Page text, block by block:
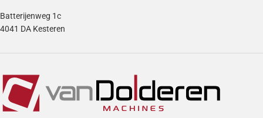
Batterijenweg 1c
4041 DA Kesteren